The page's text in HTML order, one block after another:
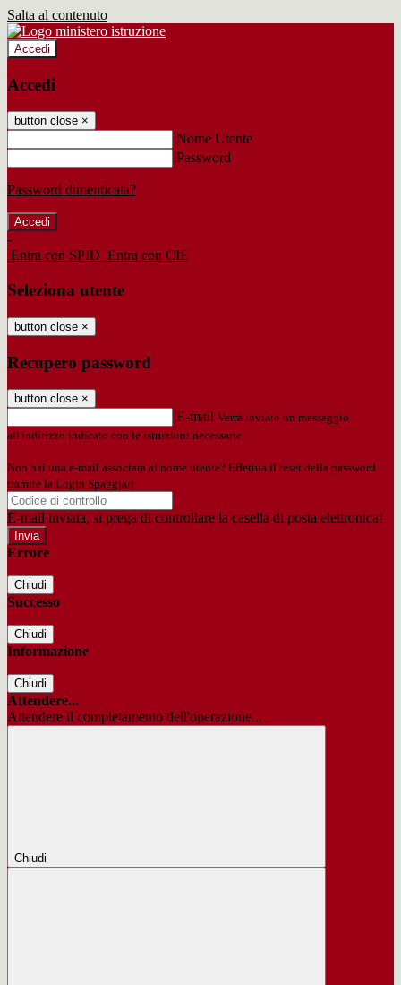
Salta al contenuto
Accedi
Accedi
button close ×
Nome Utente
Password
Password dimenticata?
-
Entra con SPID Entra con CIE
Seleziona utente
button close ×
Recupero password
button close ×
E-mail Verrà inviato un messaggio
all'indirizzo indicato con le istruzioni necessarie.
Non hai una e-mail associata al nome utente? Effettua il reset della password
tramite la Login Spaggiari
E-mail inviata, si prega di controllare la casella di posta elettronica!
Errore
Chiudi
Successo
Chiudi
Informazione
Chiudi
Attendere...
Attendere il completamento dell'operazione...
Chiudi